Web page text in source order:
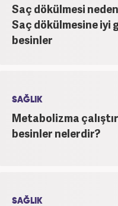
Saç dökülmesi
Saç dökülmesine iyi
besinler
SAĞLIK
Metabolizma
besinler nelerdir?
SAĞLIK